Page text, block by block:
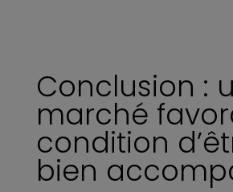
Conclusion :
marché
condition
bien